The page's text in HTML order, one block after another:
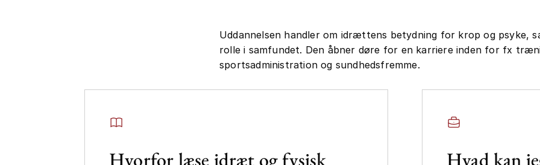
Uddannelsen handler om idrættens betydning for krop og psyke,
rolle i samfundet. Den åbner døre for en karriere inden for fx
sportsadministration og sundhedsfremme.
Hvorfor læse idræt og fysisk
Hvad kan